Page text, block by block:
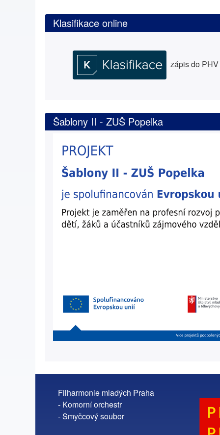
Klasifikace online
zápis do
Šablony II - ZUŠ Popelka
Filharmonie mladých Praha
- Komorní orchestr
- Smyčcový soubor